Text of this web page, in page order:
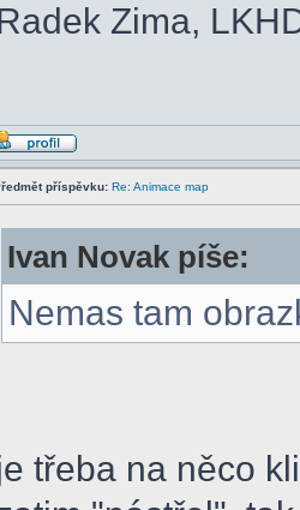
Zima,
příspěvku: Re: Animace map
Ivan Novak píše:
Nemas tam
třeba na něco